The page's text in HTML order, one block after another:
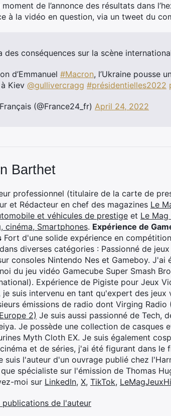
de l’annonce des résultats dans
à la vidéo en question, via un tweet du
des conséquences sur la scène
d’Emmanuel #Macron, l’Ukraine pousse
Kiev @gullivercragg #présidentielles2022
(@France24_fr) April 24, 2022
Barthet
professionnel (titulaire de la carte de
et Rédacteur en chef des magazines Le
et véhicules de prestige et Le
cinéma, Smartphones. Expérience de
Fort d'une solide expérience en
diverses catégories : Passionné de
consoles Nintendo Nes et Gameboy.
du jeu vidéo Gamecube Super Smash
Expérience de Pigiste pour Jeux
je suis intervenu en tant qu'expert des
émissions de radio dont Virging Radio
2) Je suis aussi passionné de Tech,
Je possède une collection de casques
Myth Cloth EX. Je suis également
et de séries, j'ai été figurant dans le
suis l'auteur d'un ouvrage publié chez
spécialiste sur l'émission de Thomas
moi sur LinkedIn, X, TikTok,
publications de l'auteur